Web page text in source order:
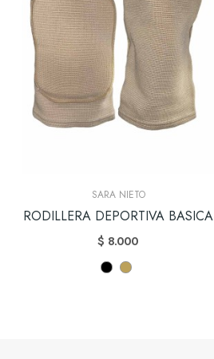
SARA NIETO
RODILLERA DEPORTIVA BASICA
$ 8.000